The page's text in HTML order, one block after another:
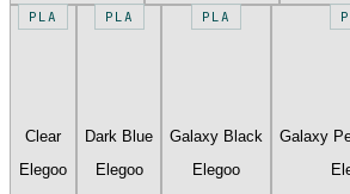
PLA
Clear
Elegoo
PLA
Dark Blue
Elegoo
PLA
Galaxy Black
Elegoo
Galaxy